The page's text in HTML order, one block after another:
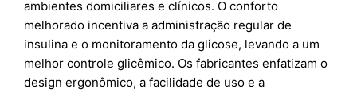
ambientes domiciliares e clínicos. O conforto
melhorado incentiva a administração regular de
insulina e o monitoramento da glicose, levando a um
melhor controle glicêmico. Os fabricantes enfatizam o
design ergonômico, a facilidade de uso e a